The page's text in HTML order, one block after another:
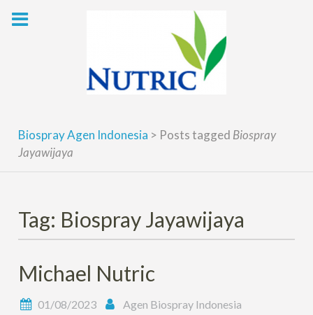
Biospray Agen Indonesia > Posts tagged Biospray
Jayawijaya
Tag: Biospray Jayawijaya
Michael Nutric
01/08/2023 Agen Biospray Indonesia